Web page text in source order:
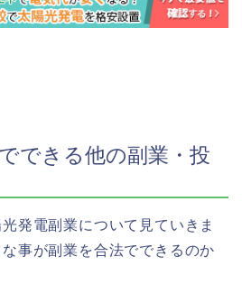
できる他の副業・投
発電副業について見ていきま
事が副業を合法でできるのか